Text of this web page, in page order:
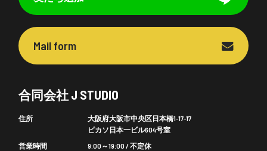
Mail form
合同会社 J STUDIO
住所
大阪府大阪市中央区日本橋1-17-17
ピカソ日本一ビル604号室
営業時間
9:00～19:00 / 不定休